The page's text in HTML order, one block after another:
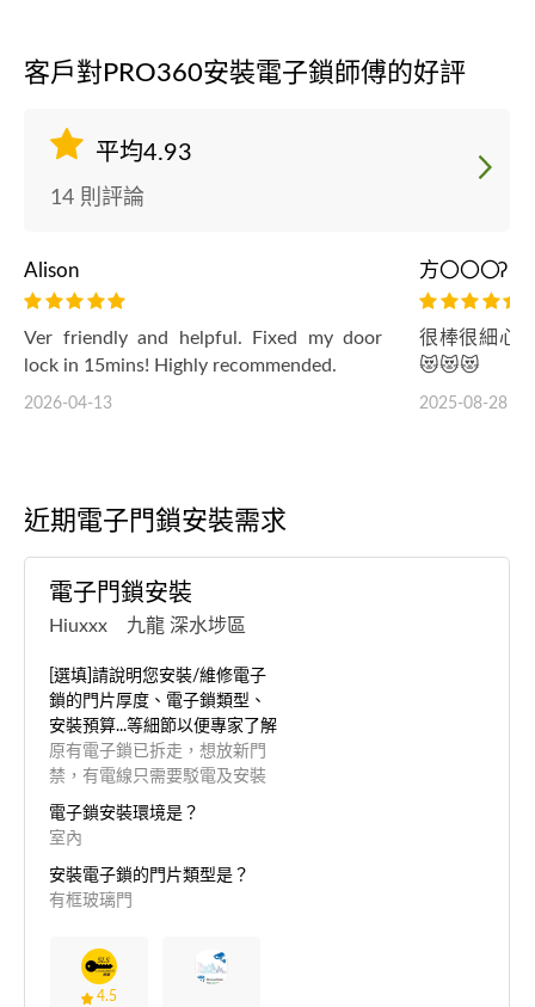
客戶對PRO360安裝電子鎖師傅的好評
平均4.93
14 則評論
Alison
Ver friendly and helpful. Fixed my door
lock in 15mins! Highly recommended.
2026-04-13
方〇〇〇ʔ
很棒很細心
😻😻😻
2025-08-28
近期電子門鎖安裝需求
電子門鎖安裝
Hiuxxx 九龍 深水埗區
[選填]請說明您安裝/維修電子
鎖的門片厚度、電子鎖類型、
安裝預算...等細節以便專家了解
原有電子鎖已拆走，想放新門
禁，有電線只需要駁電及安裝
電子鎖安裝環境是？
室內
安裝電子鎖的門片類型是？
有框玻璃門
4.5